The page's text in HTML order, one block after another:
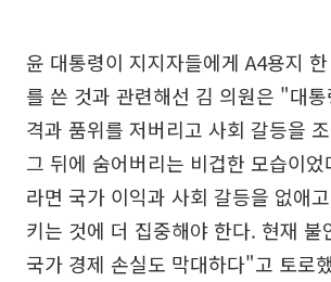
윤 대통령이 지지자들에게 A4용지
를 쓴 것과 관련해선 김 의원은 "대
격과 품위를 저버리고 사회 갈등을
그 뒤에 숨어버리는 비겁한 모습이
라면 국가 이익과 사회 갈등을 없애
키는 것에 더 집중해야 한다. 현재 불
국가 경제 손실도 막대하다"고 토로